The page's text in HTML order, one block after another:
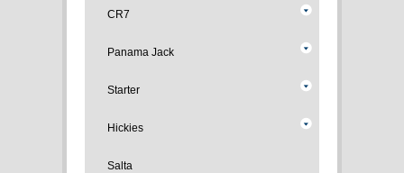
CR7
Panama Jack
Starter
Hickies
Salta